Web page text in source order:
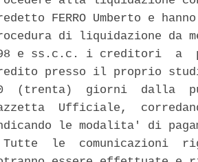
FERRO Umberto e
di liquidazione
e ss.c.c. i creditori  a
presso il proprio
(trenta)  giorni  dalla
Ufficiale,
le modalita' di
Tutte  le  comunicazioni